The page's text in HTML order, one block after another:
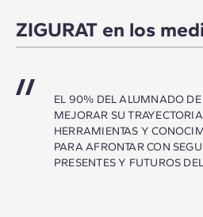
ZIGURAT en los
EL 90% DEL ALUMNADO DE
MEJORAR SU
HERRAMIENTAS Y
PARA AFRONTAR CON
PRESENTES Y FUTUROS